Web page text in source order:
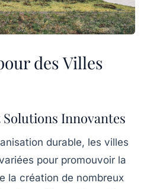
des Villes
Innovantes
durable, les villes
pour promouvoir la
la création de nombreux